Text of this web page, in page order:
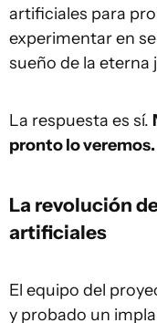
artificiales para
experimentar en
sueño de la eterna
La respuesta es sí.
pronto lo veremos.
La revolución
artificiales
El equipo del
y probado un